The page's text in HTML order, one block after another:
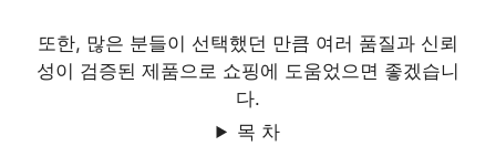
또한, 많은 분들이 선택했던 만큼 여러 품질과 신뢰
성이 검증된 제품으로 쇼핑에 도움었으면 좋겠습니
다.
목 차